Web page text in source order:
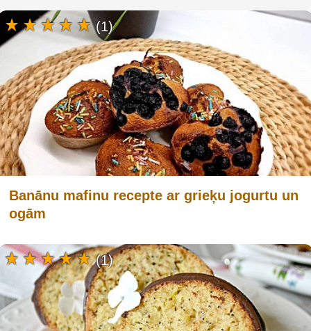
Banānu mafinu recepte ar grieķu jogurtu un
ogām
(1)
(1)